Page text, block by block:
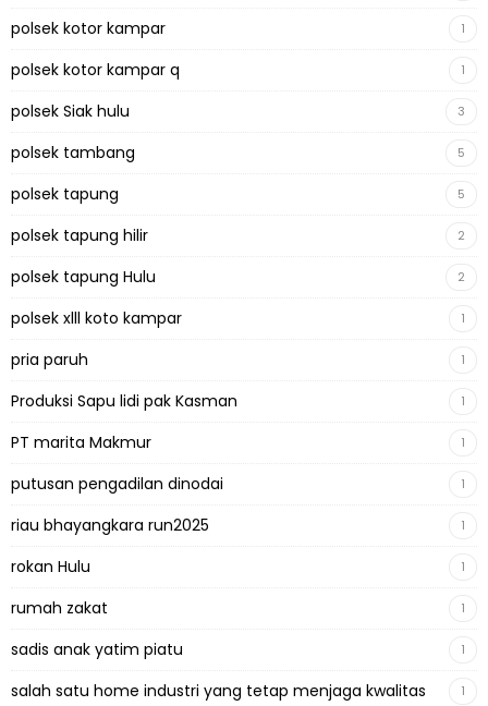
polsek kotor kampar 1
polsek kotor kampar q 1
polsek Siak hulu 3
polsek tambang 5
polsek tapung 5
polsek tapung hilir 2
polsek tapung Hulu 2
polsek xlll koto kampar 1
pria paruh 1
Produksi Sapu lidi pak Kasman 1
PT marita Makmur 1
putusan pengadilan dinodai 1
riau bhayangkara run2025 1
rokan Hulu 1
rumah zakat 1
sadis anak yatim piatu 1
salah satu home industri yang tetap menjaga kwalitas 1